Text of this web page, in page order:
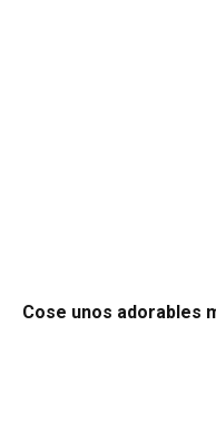
Cose unos adorables